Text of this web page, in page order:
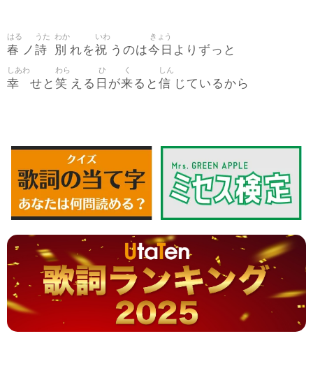
春
はる
ノ 詩
うた
別
わか
れを祝
いわ
うのは今日
きょう
よりずっと
幸
しあわ
せと 笑
わら
える 日
ひ
が来
く
ると 信
しん
じているから